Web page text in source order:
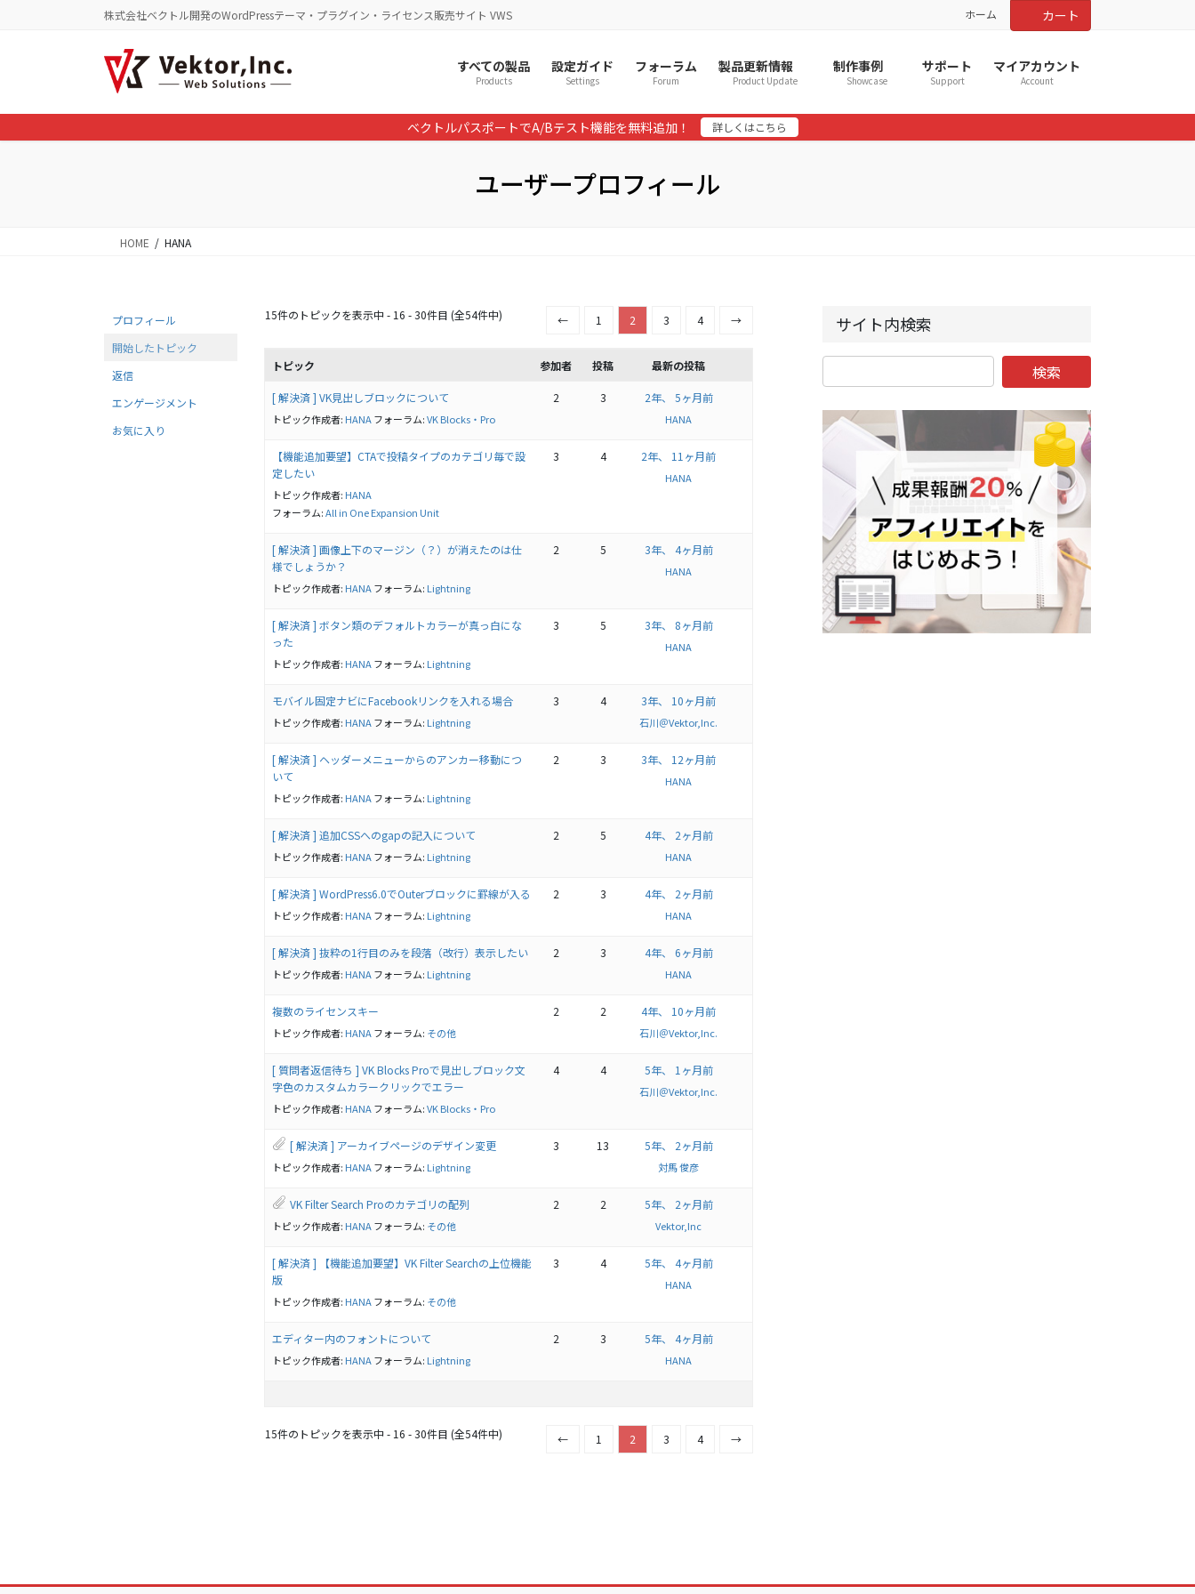
に
移
ョ
ン
株式会社ベクトル開発のWordPressテーマ・プラグイン・ライセンス販売サイト VWS ホーム カート
すべての製品
Products
設定ガイド
Settings
フォーラム
Forum
製品更新情報
Product Update
制作事例
Showcase
サポート
Support
マイアカウント
Account
ベクトルパスポートでA/Bテスト機能を無料追加！ 詳しくはこちら
ユーザープロフィール
HOME HANA
プロフィール
開始したトピック
返信
エンゲージメント
お気に入り
15件のトピックを表示中 - 16 - 30件目 (全54件中) ← 1 2 3 4 →
トピック 参加者 投稿 最新の投稿
[ 解決済 ] VK見出しブロックについて
トピック作成者: HANAフォーラム:VK Blocks・Pro
2 3 2年、 5ヶ月前
HANA
【機能追加要望】CTAで投稿タイプのカテゴリ毎で設
定したい
トピック作成者: HANA
フォーラム:All in One Expansion Unit
3 4 2年、 11ヶ月前
HANA
[ 解決済 ] 画像上下のマージン（？）が消えたのは仕
様でしょうか？
トピック作成者: HANAフォーラム: Lightning
2 5 3年、 4ヶ月前
HANA
[ 解決済 ] ボタン類のデフォルトカラーが真っ白にな
った
トピック作成者: HANAフォーラム: Lightning
3 5 3年、 8ヶ月前
HANA
モバイル固定ナビにFacebookリンクを入れる場合
トピック作成者: HANAフォーラム: Lightning
3 4 3年、 10ヶ月前
石川＠Vektor,Inc.
[ 解決済 ] ヘッダーメニューからのアンカー移動につ
いて
トピック作成者: HANAフォーラム: Lightning
2 3 3年、 12ヶ月前
HANA
[ 解決済 ] 追加CSSへのgapの記入について
トピック作成者: HANAフォーラム: Lightning
2 5 4年、 2ヶ月前
HANA
[ 解決済 ] WordPress6.0でOuterブロックに罫線が入る
トピック作成者: HANAフォーラム: Lightning
2 3 4年、 2ヶ月前
HANA
[ 解決済 ] 抜粋の1行目のみを段落（改行）表示したい
トピック作成者: HANAフォーラム: Lightning
2 3 4年、 6ヶ月前
HANA
複数のライセンスキー
トピック作成者: HANAフォーラム: その他
2 2 4年、 10ヶ月前
石川＠Vektor,Inc.
[ 質問者返信待ち ] VK Blocks Proで見出しブロック文
字色のカスタムカラークリックでエラー
トピック作成者: HANAフォーラム:VK Blocks・Pro
4 4 5年、 1ヶ月前
石川＠Vektor,Inc.
[ 解決済 ] アーカイブページのデザイン変更
トピック作成者: HANAフォーラム: Lightning
3 13 5年、 2ヶ月前
対馬 俊彦
VK Filter Search Proのカテゴリの配列
トピック作成者: HANAフォーラム: その他
2 2 5年、 2ヶ月前
Vektor,Inc
[ 解決済 ] 【機能追加要望】VK Filter Searchの上位機能
版
トピック作成者: HANAフォーラム: その他
3 4 5年、 4ヶ月前
HANA
エディター内のフォントについて
トピック作成者: HANAフォーラム: Lightning
2 3 5年、 4ヶ月前
HANA
15件のトピックを表示中 - 16 - 30件目 (全54件中) ← 1 2 3 4 →
サイト内検索